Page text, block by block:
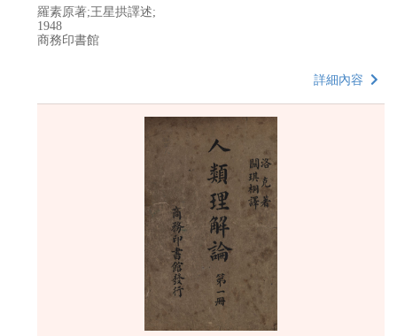
羅素原著;王星拱譯述;
1948
商務印書館
詳細內容